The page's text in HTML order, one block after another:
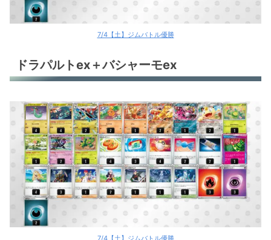
7/4【土】ジムバトル優勝
ドラパルトex＋バシャーモex
7/4【土】ジムバトル優勝